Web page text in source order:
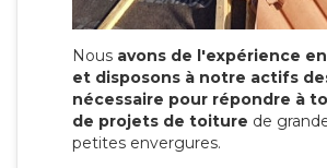
Nous avons de l'expérience
et disposons à notre actifs
nécessaire pour répondre à
de projets de toiture de
petites envergures.